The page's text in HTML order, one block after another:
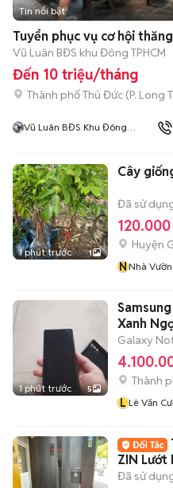
Tin nổi bật
Tuyển phục vụ cơ hội
Vũ Luân BĐS khu Đông TPHCM
Đến 10 triệu/tháng
Thành phố Thủ Đức (P. Long
Vũ Luân BĐS Khu Đông
6
1 phút trước 1
Cây
Đã sử
Huyện
NNhà
1 phút trước 5
Xanh
Galaxy
Thành
L Lê Văn
ZIN Lướt
Đã sử